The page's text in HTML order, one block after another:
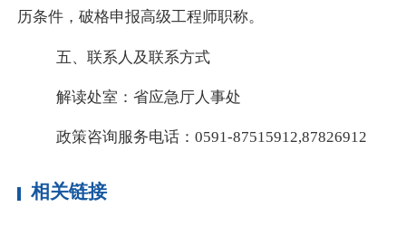
历条件，破格申报高级工程师职称。
五、联系人及联系方式
解读处室：省应急厅人事处
政策咨询服务电话： 0591-87515912,87826912
相关链接